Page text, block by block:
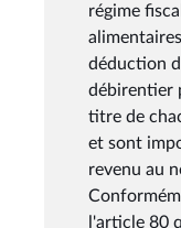
régime
déduction
débirentier
titre de
et sont
revenu au
l'article 80